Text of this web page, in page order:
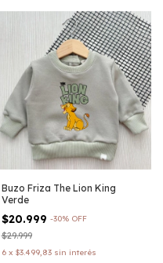
Buzo Friza The Lion King
Verde
$20.999 -30% OFF
$29.999
6 x $3.499,83 sin interés